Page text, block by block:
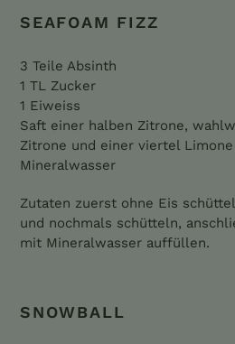
SEAFOAM FIZZ
3 Teile Absinth
1 TL Zucker
1 Eiweiss
Saft einer halben Zitrone,
Zitrone und einer viertel Limone
Mineralwasser
Zutaten zuerst ohne Eis
und nochmals schütteln,
mit Mineralwasser auffüllen.
SNOWBALL